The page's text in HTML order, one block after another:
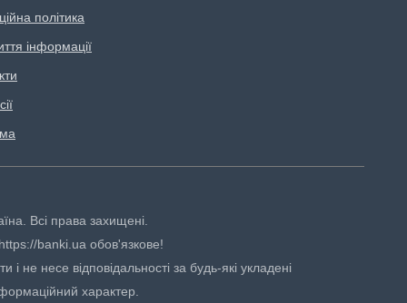
політика
інформації
Всі права захищені.
banki.ua обов'язкове!
несе відповідальності за будь-які укладені
характер.